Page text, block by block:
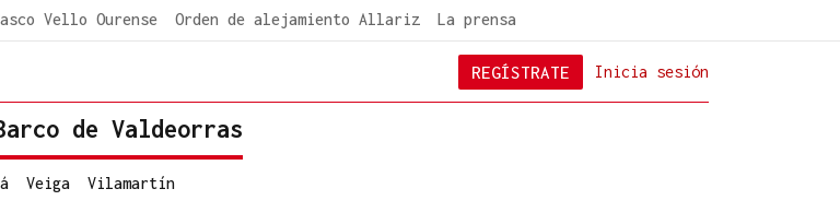
Vello Ourense Orden de alejamiento Allariz La prensa
Inicia sesión
REGÍSTRATE
de Valdeorras
Veiga Vilamartín